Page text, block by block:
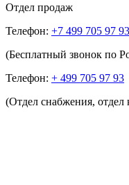
Отдел продаж
Телефон: +7 499 705 97 93
(Бесплатный звонок по
Телефон: + 499 705 97 93
(Отдел снабжения, отдел